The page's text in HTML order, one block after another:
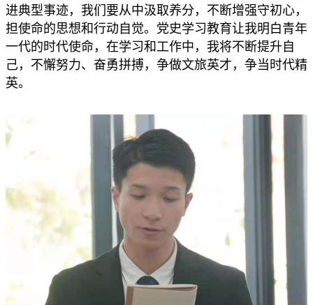
进典型事迹，我们要从中汲取养分，不断增强守初心，
担使命的思想和行动自觉。党史学习教育让我明白青年
一代的时代使命，在学习和工作中，我将不断提升自
己，不懈努力、奋勇拼搏，争做文旅英才，争当时代精
英。